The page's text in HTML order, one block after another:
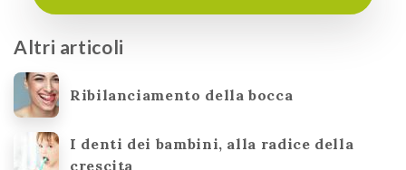
Altri articoli
Ribilanciamento della bocca
I denti dei bambini, alla radice della
crescita